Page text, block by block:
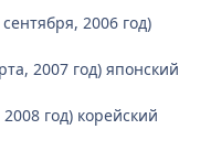
2006 год)
2007 год) японский
год) корейский